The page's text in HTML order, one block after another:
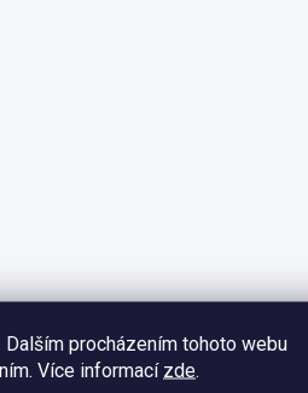
procházením tohoto webu
Více informací zde.